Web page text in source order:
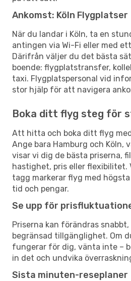
Ankomst: Köln Flygplatser
När du landar i Köln, ta en
antingen via Wi-Fi eller med
Därifrån väljer du det bästa
boende: flygplatstransfer,
taxi. Flygplatspersonal vid
stor hjälp för att navigera
Boka ditt flyg steg för
Att hitta och boka ditt flyg
Ange bara Hamburg och Köln,
visar vi dig de bästa priserna,
hastighet, pris eller flexibilitet.
tagg markerar flyg med
tid och pengar.
Se upp för
Priserna kan förändras
begränsad tillgänglighet. Om
fungerar för dig, vänta inte –
in det och undvika
Sista minuten-reseplaner